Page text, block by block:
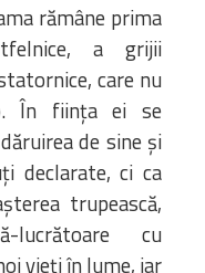
rămâne prima
a grijii
care nu
În ființa ei se
de sine și
declarate, ci ca
trupească,
lucrătoare cu
vieți în lume, iar